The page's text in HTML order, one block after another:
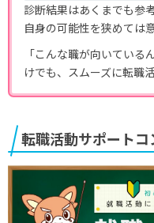
診断結果はあくまでも参
自身の可能性を狭めては
「こんな職が向いてい
けでも、スムーズに転職
転職活動サポート